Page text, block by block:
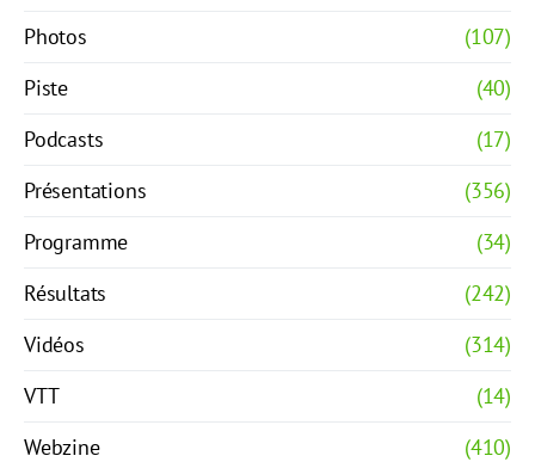
Photos
(107)
Piste
(40)
Podcasts
(17)
Présentations
(356)
Programme
(34)
Résultats
(242)
Vidéos
(314)
VTT
(14)
Webzine
(410)